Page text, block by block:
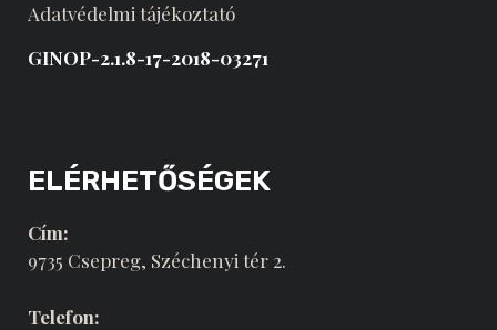
Adatvédelmi tájékoztató
GINOP-2.1.8-17-2018-03271
ELÉRHETŐSÉGEK
Cím:
9735 Csepreg, Széchenyi tér 2.
Telefon: